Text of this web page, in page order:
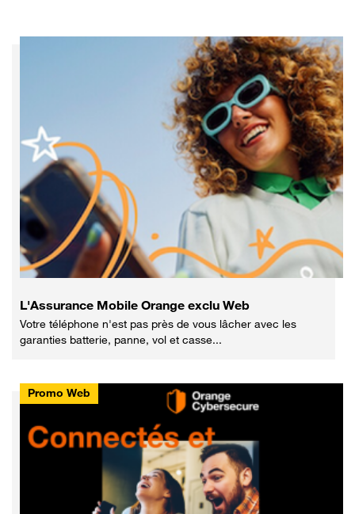
L'Assurance Mobile Orange exclu Web
Votre téléphone n'est pas près de vous lâcher avec les
garanties batterie, panne, vol et casse...
Promo Web